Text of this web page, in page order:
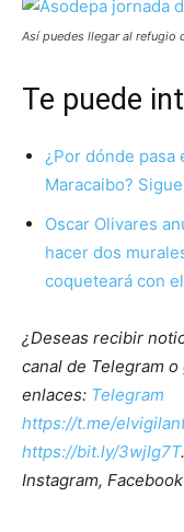
Así puedes llegar al refugio
Te puede
¿Por dónde pasa
Maracaibo?
Oscar Olivares
hacer dos
coqueteará con
¿Deseas recibir
canal de Telegram
enlaces: Telegram
https://t.me/
https://bit.ly/3wjIg7T
Instagram,